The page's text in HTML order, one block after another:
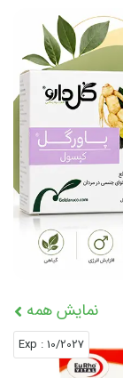
نمایش همه
10/2027
: Exp